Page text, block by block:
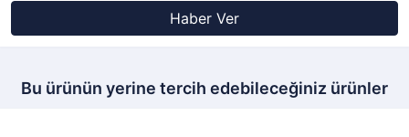
Haber Ver
Bu ürünün yerine tercih edebileceğiniz ürünler